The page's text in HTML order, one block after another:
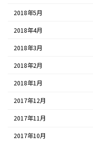
2018年5月
2018年4月
2018年3月
2018年2月
2018年1月
2017年12月
2017年11月
2017年10月